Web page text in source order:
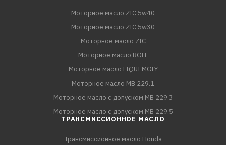
Моторное масло ZIC 5w40
Моторное масло ZIC 5w30
Моторное масло ZIC
Моторное масло ROLF
Моторное масло LIQUI MOLY
Моторное масло MB 229.1
Моторное масло с допуском MB 229.3
Моторное масло с допуском MB 229.5
ТРАНСМИССИОННОЕ МАСЛО
Трансмиссионное масло Honda